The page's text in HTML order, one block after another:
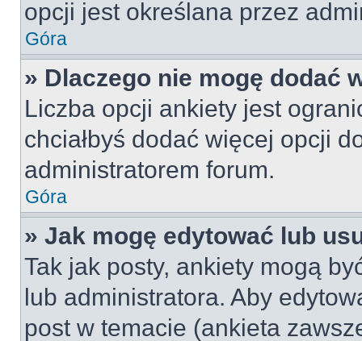
opcji jest określana przez
Góra
» Dlaczego nie mogę dodać
Liczba opcji ankiety jest
chciałbyś dodać więcej opcji
administratorem forum.
Góra
» Jak mogę edytować lub
Tak jak posty, ankiety mogą
lub administratora. Aby
post w temacie (ankieta